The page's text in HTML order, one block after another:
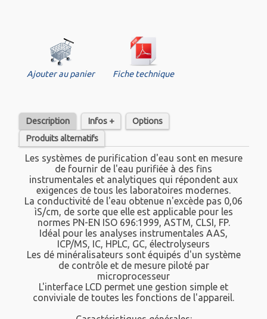
Ajouter au panier Fiche technique
Description Infos +
Options
Produits alternatifs
Les systèmes de purification d'eau sont en mesure
de fournir de l'eau purifiée à des fins
instrumentales et analytiques qui répondent aux
exigences de tous les laboratoires modernes.
La conductivité de l'eau obtenue n'excède pas 0,06
ìS/cm, de sorte que elle est applicable pour les
normes PN-EN ISO 696:1999, ASTM, CLSI, FP.
Idéal pour les analyses instrumentales AAS,
ICP/MS, IC, HPLC, GC, électrolyseurs
Les dé minéralisateurs sont équipés d'un système
de contrôle et de mesure piloté par
microprocesseur
L'interface LCD permet une gestion simple et
conviviale de toutes les fonctions de l'appareil.